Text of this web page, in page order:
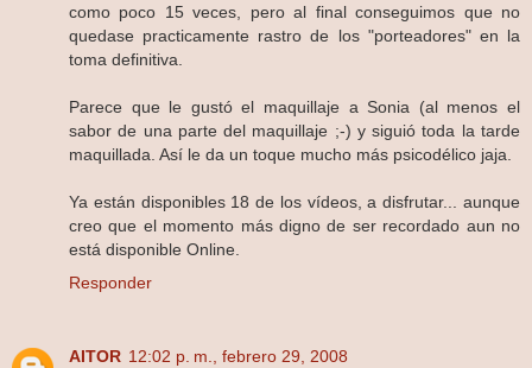
como poco 15 veces, pero al final conseguimos que no
quedase practicamente rastro de los "porteadores" en la
toma definitiva.
Parece que le gustó el maquillaje a Sonia (al menos el
sabor de una parte del maquillaje ;-) y siguió toda la tarde
maquillada. Así le da un toque mucho más psicodélico jaja.
Ya están disponibles 18 de los vídeos, a disfrutar... aunque
creo que el momento más digno de ser recordado aun no
está disponible Online.
Responder
AITOR 12:02 p. m., febrero 29, 2008